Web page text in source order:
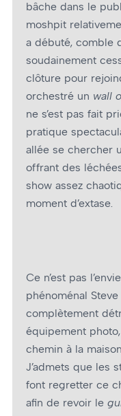
bâche dans le
moshpit
a débuté, comble
soudainement
clôture pour
orchestré un wall
ne s’est pas fait
pratique
allée se chercher
offrant des
show assez
moment d’extase.
Ce n’est pas
phénoménal
complètement
équipement
chemin à la
J’admets que les
font regretter ce
afin de revoir le